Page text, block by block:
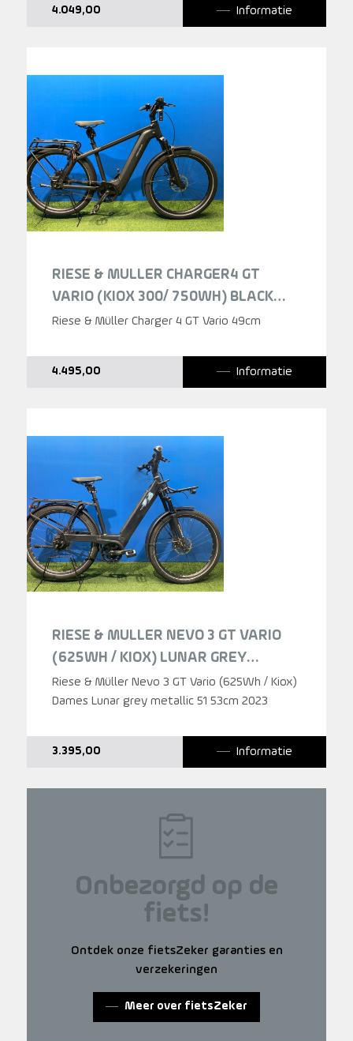
4.049,00 Informatie
RIESE & MULLER CHARGER4 GT
VARIO (KIOX 300/ 750WH) BLACK
MATT HEREN 2024
Riese & Müller Charger 4 GT Vario 49cm
4.495,00 Informatie
RIESE & MULLER NEVO 3 GT VARIO
(625WH / KIOX) LUNAR GREY
METALLIC DAMES 2023
Riese & Müller Nevo 3 GT Vario (625Wh / Kiox)
Dames Lunar grey metallic 51 53cm 2023
3.395,00 Informatie
Onbezorgd op de
fiets!
Ontdek onze fietsZeker garanties en
verzekeringen
Meer over fietsZeker